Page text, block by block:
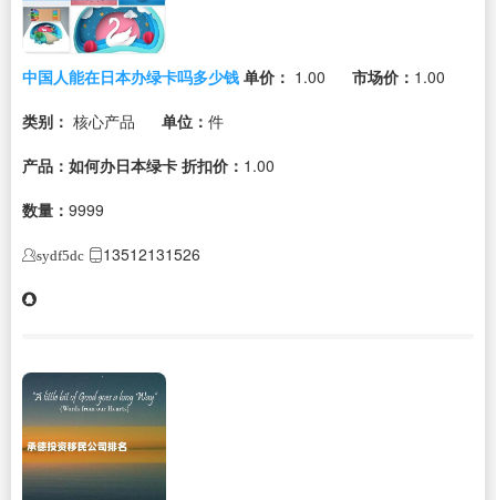
中国人能在日本办绿卡吗多少钱 单价： 1.00 市场价： 1.00
类别： 核心产品 单位： 件
产品：如何办日本绿卡 折扣价： 1.00
数量： 9999
sydf5dc 13512131526